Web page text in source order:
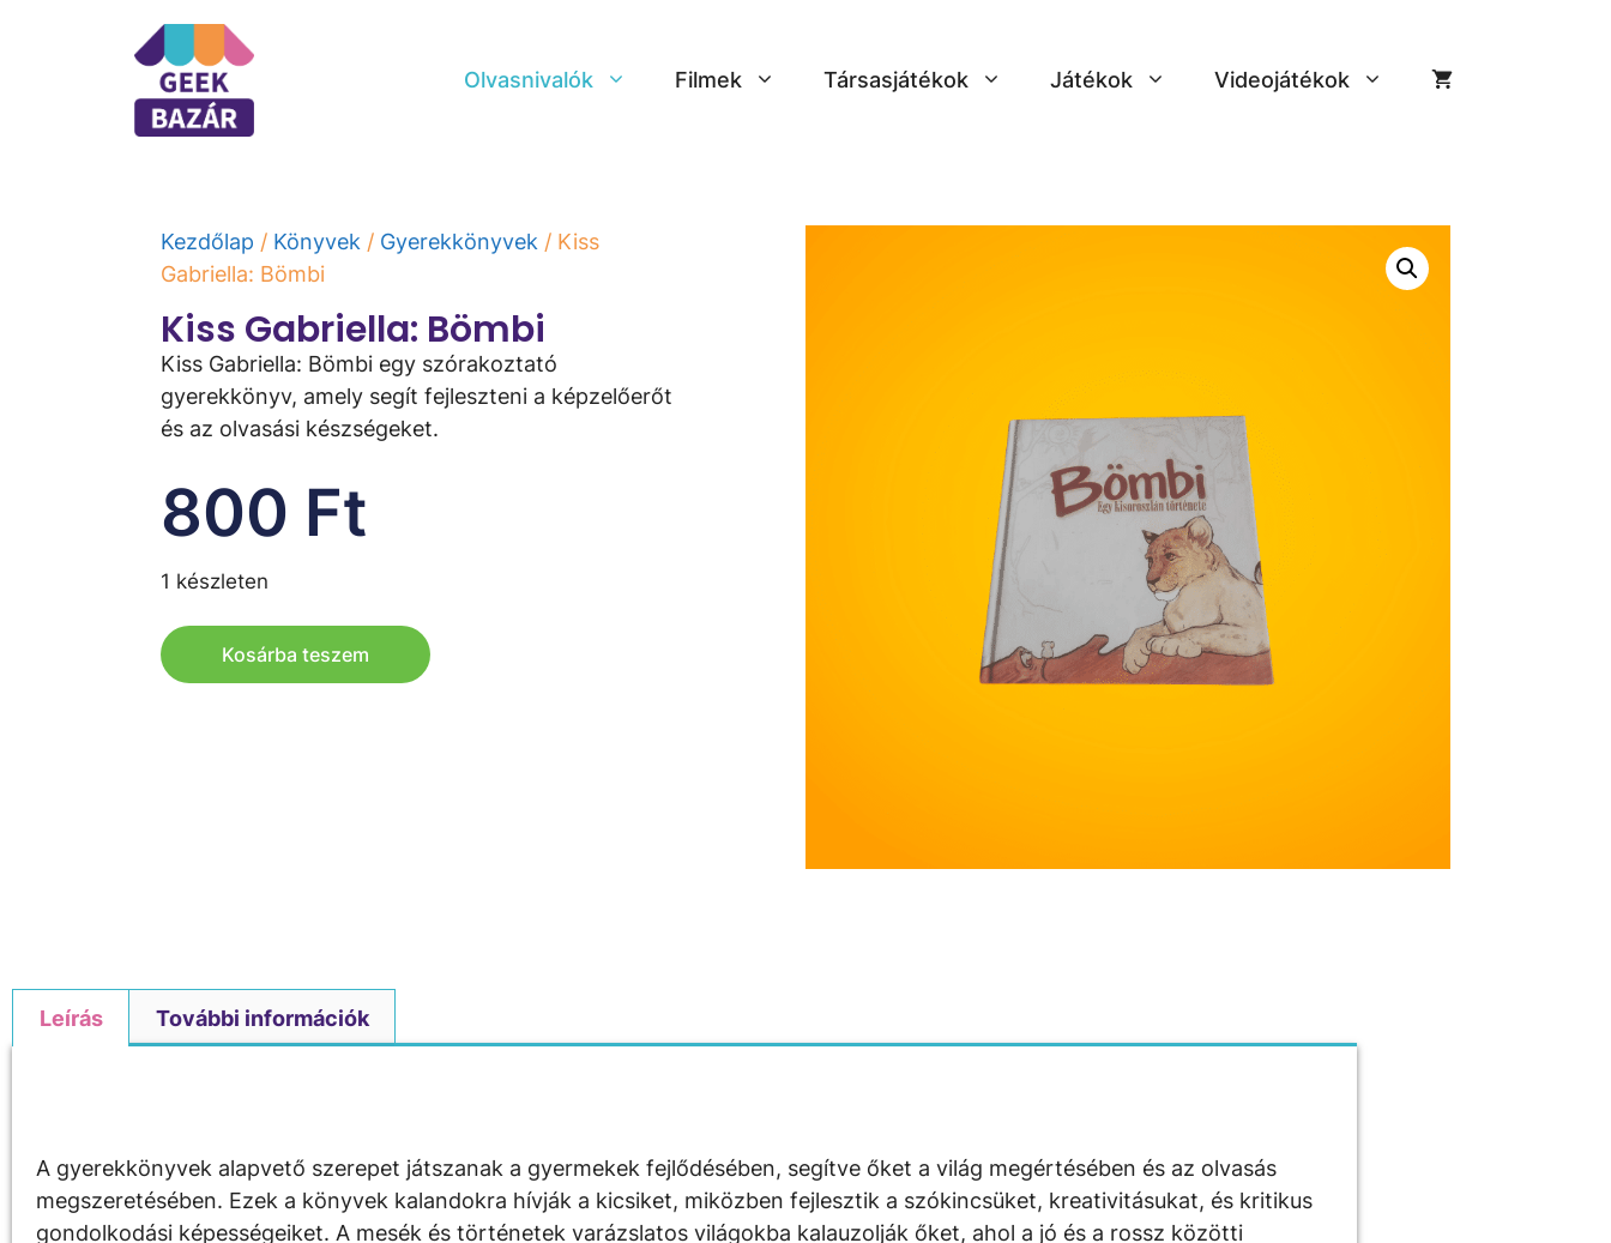
Olvasnivalók Filmek Társasjátékok Játékok Videojátékok
Kezdőlap / Könyvek / Gyerekkönyvek / Kiss
Gabriella: Bömbi
Kiss Gabriella: Bömbi
Kiss Gabriella: Bömbi egy szórakoztató
gyerekkönyv, amely segít fejleszteni a képzelőerőt
és az olvasási készségeket.
800 Ft
1 készleten
Kosárba teszem
Leírás További információk
A gyerekkönyvek alapvető szerepet játszanak a gyermekek fejlődésében, segítve őket a világ megértésében és az olvasás
megszeretésében. Ezek a könyvek kalandokra hívják a kicsiket, miközben fejlesztik a szókincsüket, kreativitásukat, és kritikus
gondolkodási képességeiket. A mesék és történetek varázslatos világokba kalauzolják őket, ahol a jó és a rossz közötti